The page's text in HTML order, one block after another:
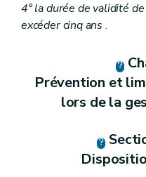
4° la durée de validité
excéder cinq ans .
Prévention et
lors de la